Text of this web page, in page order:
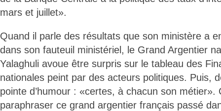
mars et juillet».
Quand il parle des résultats que son ministère a
dans son fauteuil ministériel, le Grand Argentier
Yalaghuli avoue être surpris sur le tableau des
nationales peint par des acteurs politiques. Puis,
pointe d’humour : «certes, à chacun son métier».
paraphraser ce grand argentier français passé